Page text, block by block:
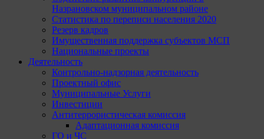
Назрановском муниципальном районе
Статистика по переписи населения 2020
Резерв кадров
Имущественная поддержка субъектов МСП
Национальные проекты
Деятельность
Контрольно-надзорная деятельность
Проектный офис
Муниципальные Услуги
Инвестиции
Антитеррористическая комиссия
Адаптационная комиссия
ГО и ЧС